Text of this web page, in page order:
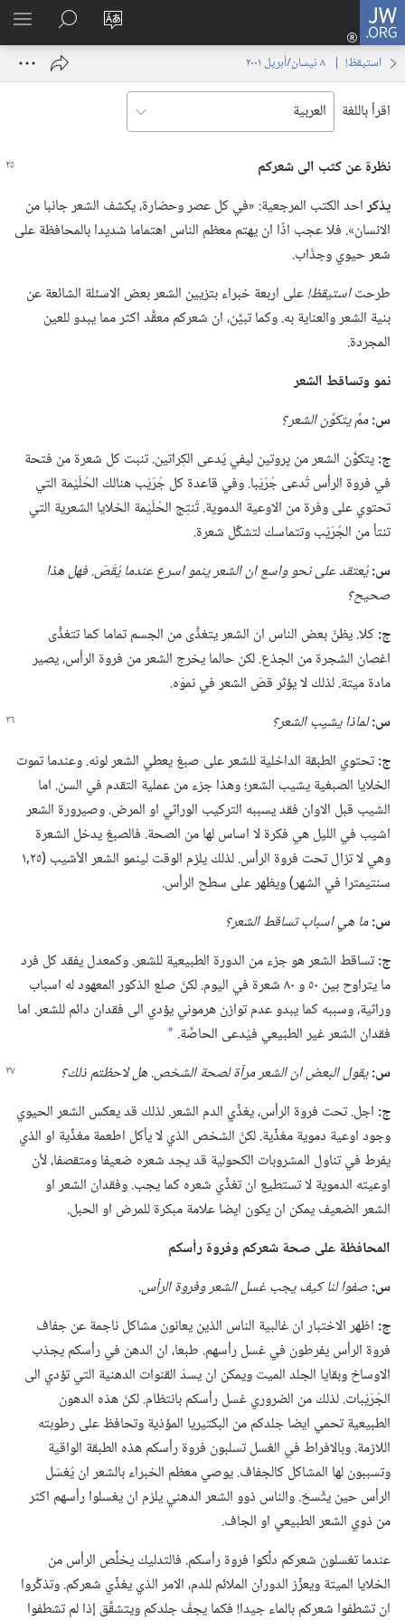
JW.ORG
تغيير
الموقع
تسجيل
الدخول
نافذة
البحث
في
JW.‎ORG
استيقظ‏!‏ | ‏‎ ٨‏ ‏‎نيسان/أبريل‏ ‎٢٠٠١
اقرأ باللغة
نظرة عن كثب الى شعركم
يذكراحد الكتب المرجعية:‏ «في كل عصر وحضارة،‏ يكشف الشعر جانبا من
الانسان».‏ فلا عجب اذًا ان يهتم معظم الناس اهتماما شديدا بالمحافظة على
شعر حيوي وجذّاب.‏
طرحتاستيقظ!‏على اربعة خبراء بتزيين الشعر بعض الاسئلة الشائعة عن
بنية الشعر والعناية به.‏ وكما تبيَّن،‏ ان شعركم معقَّد اكثر مما يبدو للعين
المجردة.‏
نمو وتساقط الشعر
س:‏ممَّ يتكوَّن الشعر ؟‏
ج:‏يتكوَّن الشعر من پروتين ليفي يُدعى الكِراتين.‏ تنبت كل شعرة من فتحة
في فروة الرأس تُدعى جُرَيْبا.‏ وفي قاعدة كل جُرَيْب هنالك الحُلَيْمة التي
تحتوي على وفرة من الاوعية الدموية.‏ تُنتِج الحُلَيْمة الخلايا الشعرية التي
تنتأ من الجُرَيْب وتتماسك لتشكِّل شعرة.‏
س:‏يُعتقد على نحو واسع ان الشعر ينمو اسرع عندما يُقَصّ.‏ فهل هذا
صحيح؟‏
ج:‏كلا.‏ يظنّ بعض الناس ان الشعر يتغذَّى من الجسم تماما كما تتغذَّى
اغصان الشجرة من الجذع.‏ لكن حالما يخرج الشعر من فروة الرأس،‏ يصير
مادة ميتة.‏ لذلك لا يؤثر قصّ الشعر في نموّه.‏
س:‏لماذا يشيب الشعر؟‏
ج:‏تحتوي الطبقة الداخلية للشعر على صبغ يعطي الشعر لونه.‏ وعندما تموت
الخلايا الصبغية يشيب الشعر؛‏ وهذا جزء من عملية التقدم في السن.‏ اما
الشيب قبل الاوان فقد يسببه التركيب الوراثي او المرض.‏ وصيرورة الشعر
اشيب في الليل هي فكرة لا اساس لها من الصحة.‏ فالصبغ يدخل الشعرة
وهي لا تزال تحت فروة الرأس.‏ لذلك يلزم الوقت لينمو الشعر الأشيب (‏٢٥‏,١
سنتيمترا في الشهر)‏ ويظهر على سطح الرأس.‏
س:‏ما هي اسباب تساقط الشعر؟‏
ج:‏تساقط الشعر هو جزء من الدورة الطبيعية للشعر.‏ وكمعدل يفقد كل فرد
ما يتراوح بين ٥٠ و ٨٠ شعرة في اليوم.‏ لكنّ صلع الذكور المعهود له اسباب
وراثية،‏ وسببه كما يبدو عدم توازن هرموني يؤدي الى فقدان دائم للشعر.‏ اما
فقدان الشعر غير الطبيعي فيُدعى الحاصَّة.‏ *
س:‏يقول البعض ان الشعر مرآة لصحة الشخص.‏ هل لاحظتم ذلك؟‏
ج:‏ اجل.‏ تحت فروة الرأس،‏ يغذِّي الدم الشعر.‏ لذلك قد يعكس الشعر الحيوي
وجود اوعية دموية مغذِّية.‏ لكنّ الشخص الذي لا يأكل اطعمة مغذِّية او الذي
يفرط في تناول المشروبات الكحولية قد يجد شعره ضعيفا ومتقصفا،‏ لأن
اوعيته الدموية لا تستطيع ان تغذِّي شعره كما يجب.‏ وفقدان الشعر او
الشعر الضعيف يمكن ان يكون ايضا علامة مبكرة للمرض او الحبل.‏
المحافظة على صحة شعركم وفروة رأسكم
س:‏صفوا لنا كيف يجب غسل الشعر وفروة الرأس.‏
ج:‏ اظهر الاختبار ان غالبية الناس الذين يعانون مشاكل ناجمة عن جفاف
فروة الرأس يفرطون في غسل رأسهم.‏ طبعا،‏ ان الدهن في رأسكم يجذب
الاوساخ وبقايا الجلد الميت ويمكن ان يسدّ القنوات الدهنية التي تؤدي الى
الجُرَيْبات.‏ لذلك من الضروري غسل رأسكم بانتظام.‏ لكنّ هذه الدهون
الطبيعية تحمي ايضا جلدكم من البكتيريا المؤذية وتحافظ على رطوبته
اللازمة.‏ وبالافراط في الغسل تسلبون فروة رأسكم هذه الطبقة الواقية
وتسببون لها المشاكل كالجفاف.‏ يوصي معظم الخبراء بالشعر ان يُغسَل
الرأس حين يتَّسخ.‏ والناس ذوو الشعر الدهني يلزم ان يغسلوا رأسهم اكثر
من ذوي الشعر الطبيعي او الجاف.‏
عندما تغسلون شعركم دلِّكوا فروة رأسكم.‏ فالتدليك يخلِّص الرأس من
الخلايا الميتة ويعزِّز الدوران الملائم للدم،‏ الامر الذي يغذِّي شعركم.‏ وتذكَّروا
ان تشطفوا شعركم بالماء جيدا!‏ فكما يجفّ جلدكم ويتشقَّق إذا لم تشطفوا